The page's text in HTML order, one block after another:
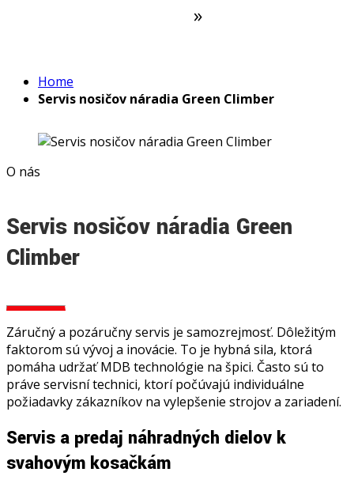
»
Home
Servis nosičov náradia Green Climber
O nás
Servis nosičov náradia Green
Climber
Záručný a pozáručny servis je samozrejmosť. Dôležitým
faktorom sú vývoj a inovácie. To je hybná sila, ktorá
pomáha udržať MDB technológie na špici. Často sú to
práve servisní technici, ktorí počúvajú individuálne
požiadavky zákazníkov na vylepšenie strojov a zariadení.
Servis a predaj náhradných dielov k
svahovým kosačkám